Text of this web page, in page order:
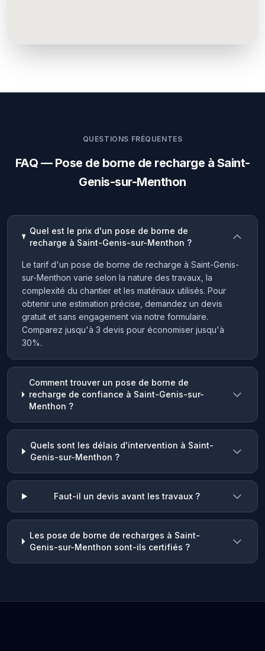
QUESTIONS FRÉQUENTES
FAQ — Pose de borne de recharge à Saint-
Genis-sur-Menthon
Quel est le prix d'un pose de borne de
recharge à Saint-Genis-sur-Menthon ?
Le tarif d'un pose de borne de recharge à Saint-Genis-
sur-Menthon varie selon la nature des travaux, la
complexité du chantier et les matériaux utilisés. Pour
obtenir une estimation précise, demandez un devis
gratuit et sans engagement via notre formulaire.
Comparez jusqu'à 3 devis pour économiser jusqu'à
30%.
Comment trouver un pose de borne de
recharge de confiance à Saint-Genis-sur-
Menthon ?
Quels sont les délais d'intervention à Saint-
Genis-sur-Menthon ?
Faut-il un devis avant les travaux ?
Les pose de borne de recharges à Saint-
Genis-sur-Menthon sont-ils certifiés ?